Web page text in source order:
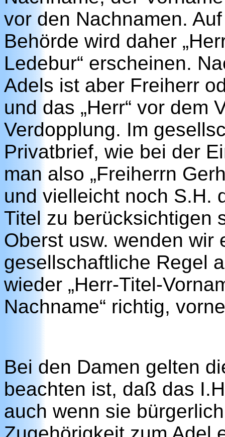
vor den Nachnamen.
Behörde wird daher
Ledebur“ erscheinen.
Adels ist aber Freiherr
und das „Herr“ vor dem
Verdopplung. Im
Privatbrief, wie bei der
man also „Freiherrn
und vielleicht noch S.H.
Titel zu berücksichtigen
Oberst usw. wenden wir
gesellschaftliche Regel
wieder „Herr-Titel-
Nachname“ richtig,
Bei den Damen gelten
beachten ist, daß das
auch wenn sie